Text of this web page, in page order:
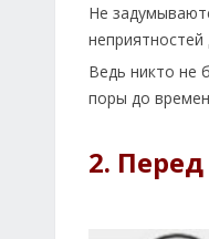
Не
Ведь никто не
поры до
2.